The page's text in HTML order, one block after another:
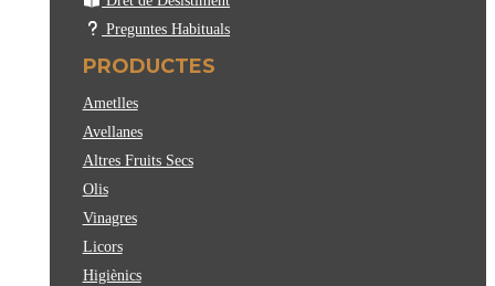
Preguntes Habituals
PRODUCTES
Ametlles
Avellanes
Altres Fruits Secs
Olis
Vinagres
Licors
Higiènics